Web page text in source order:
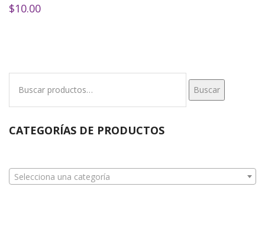
$10.00
Buscar
CATEGORÍAS DE PRODUCTOS
Selecciona una categoría